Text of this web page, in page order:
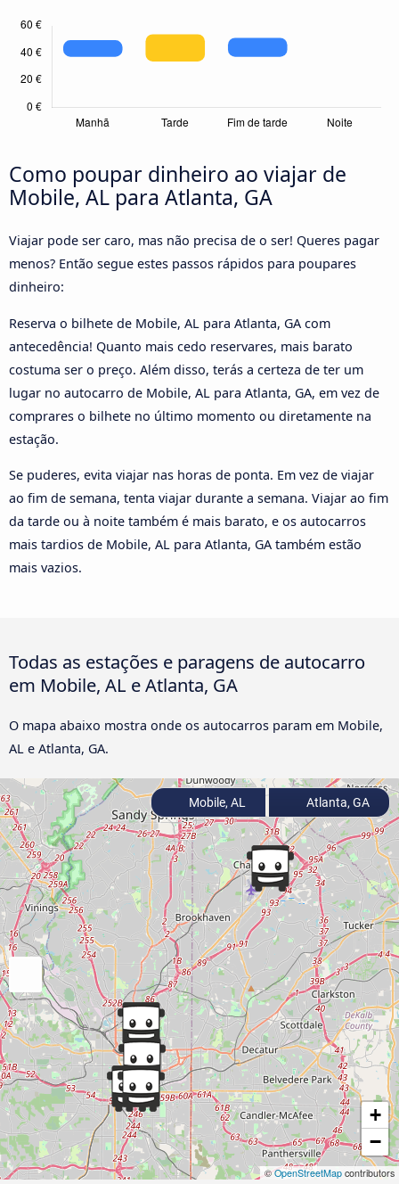
Como poupar dinheiro ao viajar de
Mobile, AL para Atlanta, GA
Viajar pode ser caro, mas não precisa de o ser! Queres pagar
menos? Então segue estes passos rápidos para poupares
dinheiro:
Reserva o bilhete de Mobile, AL para Atlanta, GA com
antecedência! Quanto mais cedo reservares, mais barato
costuma ser o preço. Além disso, terás a certeza de ter um
lugar no autocarro de Mobile, AL para Atlanta, GA, em vez de
comprares o bilhete no último momento ou diretamente na
estação.
Se puderes, evita viajar nas horas de ponta. Em vez de viajar
ao fim de semana, tenta viajar durante a semana. Viajar ao fim
da tarde ou à noite também é mais barato, e os autocarros
mais tardios de Mobile, AL para Atlanta, GA também estão
mais vazios.
Todas as estações e paragens de autocarro
em Mobile, AL e Atlanta, GA
O mapa abaixo mostra onde os autocarros param em Mobile,
AL e Atlanta, GA.
+
−
© OpenStreetMap contributors
Mobile, AL Atlanta, GA